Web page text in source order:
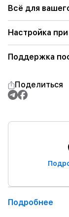
Всё для
Настройка
Поддержка
Поделиться
Подробнее